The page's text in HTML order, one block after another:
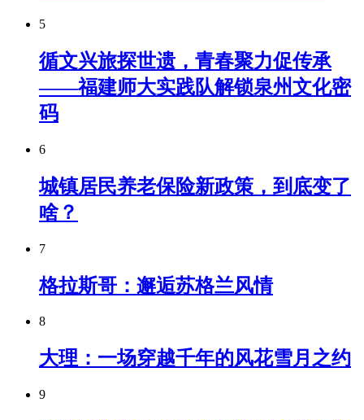
5
循文兴旅探世遗，青春聚力促传承
——福建师大实践队解锁泉州文化密
码
6
城镇居民养老保险新政策，到底变了
啥？
7
格拉斯哥：邂逅苏格兰风情
8
大理：一场穿越千年的风花雪月之约
9